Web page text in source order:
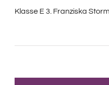
Klasse E 3. Franziska